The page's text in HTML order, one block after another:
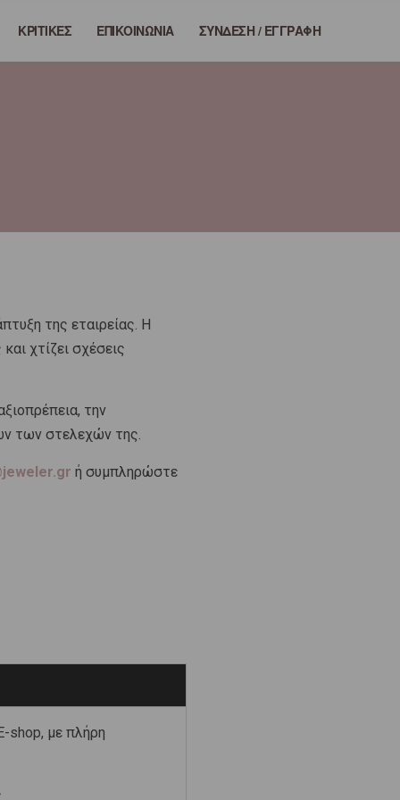
o
ΚΡΙΤΙΚΕΣ ΕΠΙΚΟΙΝΩΝΙΑ ΣΥΝΔΕΣΗ / ΕΓΓΡΑΦΗ
της εταιρείας. Η
χτίζει σχέσεις
την
των στελεχών της.
ή συμπληρώστε
shop, με πλήρη